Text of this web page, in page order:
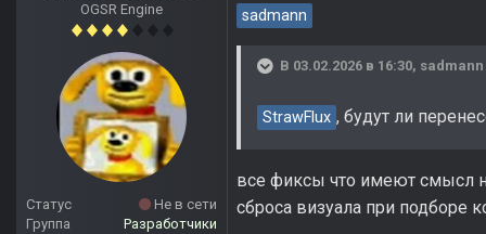
OGSR Engine
Статус
Не в сети
Группа
Разработчики
sadmann
В 03.02.2026 в 16:30, sadmann
StrawFlux , будут ли
все фиксы что имеют смысл
сброса визуала при подборе